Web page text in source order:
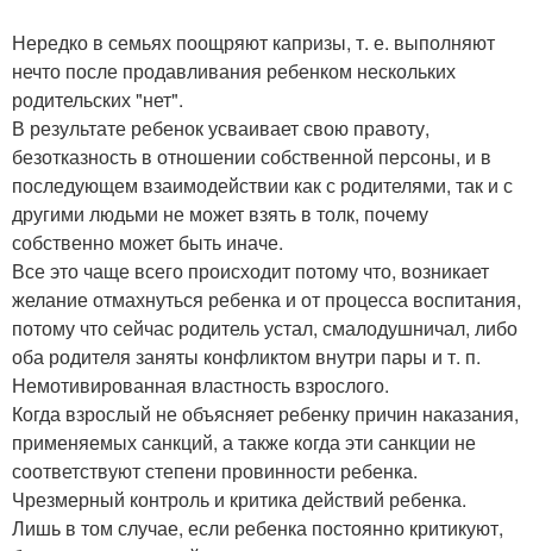
Нередко в семьях поощряют капризы, т. е. выполняют
нечто после продавливания ребенком нескольких
родительских "нет".
В результате ребенок усваивает свою правоту,
безотказность в отношении собственной персоны, и в
последующем взаимодействии как с родителями, так и с
другими людьми не может взять в толк, почему
собственно может быть иначе.
Все это чаще всего происходит потому что, возникает
желание отмахнуться ребенка и от процесса воспитания,
потому что сейчас родитель устал, смалодушничал, либо
оба родителя заняты конфликтом внутри пары и т. п.
Немотивированная властность взрослого.
Когда взрослый не объясняет ребенку причин наказания,
применяемых санкций, а также когда эти санкции не
соответствуют степени провинности ребенка.
Чрезмерный контроль и критика действий ребенка.
Лишь в том случае, если ребенка постоянно критикуют,